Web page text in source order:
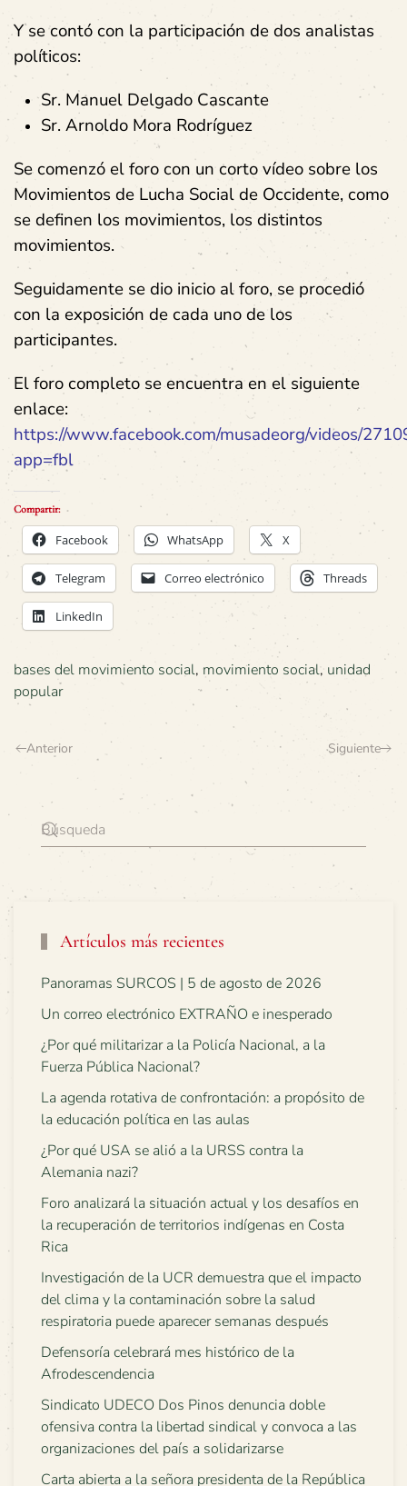
Y se contó con la participación de dos analistas
políticos:
Sr. Manuel Delgado Cascante
Sr. Arnoldo Mora Rodríguez
Se comenzó el foro con un corto vídeo sobre los
Movimientos de Lucha Social de Occidente, como
se definen los movimientos, los distintos
movimientos.
Seguidamente se dio inicio al foro, se procedió
con la exposición de cada uno de los
participantes.
El foro completo se encuentra en el siguiente
enlace:
https://www.facebook.com/musadeorg/videos/
app=fbl
Compartir:
Facebook WhatsApp X
Telegram Correo electrónico Threads
LinkedIn
bases del movimiento social, movimiento social, unidad
popular
Anterior Siguiente
Artículos más recientes
Panoramas SURCOS | 5 de agosto de 2026
Un correo electrónico EXTRAÑO e inesperado
¿Por qué militarizar a la Policía Nacional, a la
Fuerza Pública Nacional?
La agenda rotativa de confrontación: a propósito de
la educación política en las aulas
¿Por qué USA se alió a la URSS contra la
Alemania nazi?
Foro analizará la situación actual y los desafíos en
la recuperación de territorios indígenas en Costa
Rica
Investigación de la UCR demuestra que el impacto
del clima y la contaminación sobre la salud
respiratoria puede aparecer semanas después
Defensoría celebrará mes histórico de la
Afrodescendencia
Sindicato UDECO Dos Pinos denuncia doble
ofensiva contra la libertad sindical y convoca a las
organizaciones del país a solidarizarse
Carta abierta a la señora presidenta de la República